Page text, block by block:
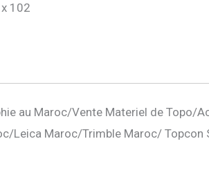
102
au Maroc/Vente Materiel de Topo/
Leica Maroc/Trimble Maroc/ Topcon